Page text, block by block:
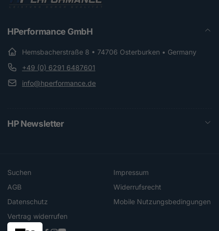
HPerformance GmbH
Hemsbacherstraße 8 • 74706 Osterburken • Germany
+49 (0) 6291 6487601
info@hperformance.de
HP Newsletter
Suchen
Impressum
AGB
Widerrufsrecht
Datenschutz
Mobile Nutzungsbedingungen
Vertrag widerrufen